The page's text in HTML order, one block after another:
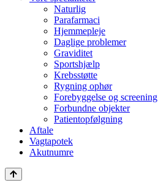
Naturlig
Parafarmaci
Hjemmepleje
Daglige problemer
Graviditet
Sportshjælp
Krebsstøtte
Rygning ophør
Forebyggelse og screening
Forbundne objekter
Patientopfølgning
Aftale
Vagtapotek
Akutnumre